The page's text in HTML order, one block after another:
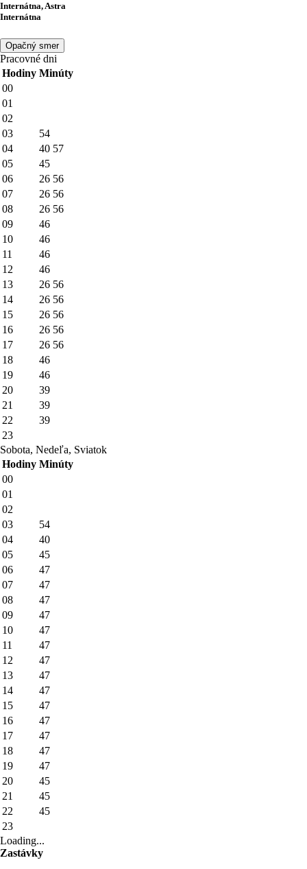
Internátna, Astra
Internátna
Opačný smer
Pracovné dni
Hodiny Minúty
00
01
02
03
54
04
40 57
05
45
06
26 56
07
26 56
08
26 56
09
46
10
46
11
46
12
46
13
26 56
14
26 56
15
26 56
16
26 56
17
26 56
18
46
19
46
20
39
21
39
22
39
23
Sobota, Nedeľa, Sviatok
Hodiny Minúty
00
01
02
03
54
04
40
05
45
06
47
07
47
08
47
09
47
10
47
11
47
12
47
13
47
14
47
15
47
16
47
17
47
18
47
19
47
20
45
21
45
22
45
23
Loading...
Zastávky